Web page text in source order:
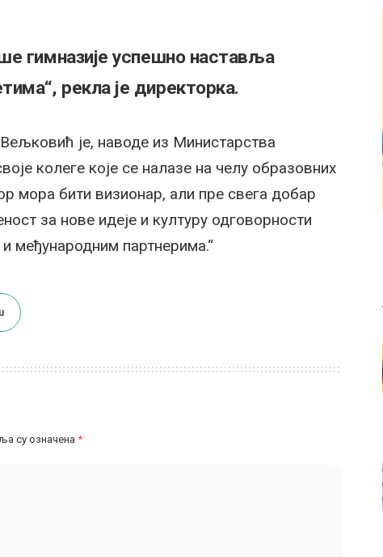
гимназије успешно наставља
рекла је директорка.
је, наводе из Министарства
колеге које се налазе на челу образовних
мора бити визионар, али пре свега добар
за нове идеје и културу одговорности
међународним партнерима.“
су означена *